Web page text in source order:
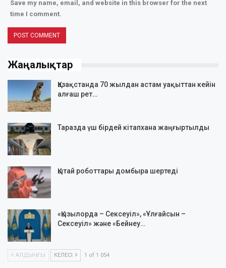
Save my name, email, and website in this browser for the next
time I comment.
Жаңалықтар
Қазақстанда 70 жылдан астам уақыттан кейін
алғаш рет…
Таразда үш бірдей кітапхана жаңғыртылды
Қытай роботтары домбыра шертеді
«Қызылорда – Сексеуіл», «Ұлғайсын –
Сексеуіл» және «Бейнеу…
АЛДЫҢҒЫ КЕЛЕСІ 1 of 1 054